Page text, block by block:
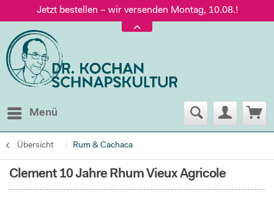
Jetzt bestellen – wir versenden Montag, 10.08.!
Versand nur 5,60 €, gratis ab 95 € Warenwert
Jetzt bestellen – wir versenden Montag, 10.08.!
Menü
Übersicht Rum & Cachaca
Clement 10 Jahre Rhum Vieux Agricole